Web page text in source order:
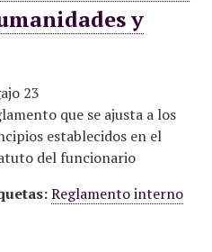
y
23
que se ajusta a los
establecidos en el
del funcionario
Reglamento interno